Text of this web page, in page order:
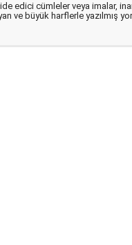
edici cümleler veya imalar,
ve büyük harflerle yazılmış